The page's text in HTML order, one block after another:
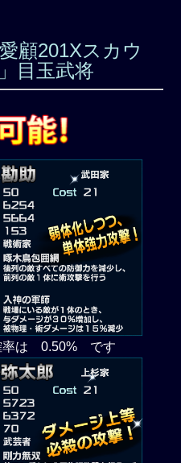
顧201Xスカウ
目玉武将
率は 0.50% です